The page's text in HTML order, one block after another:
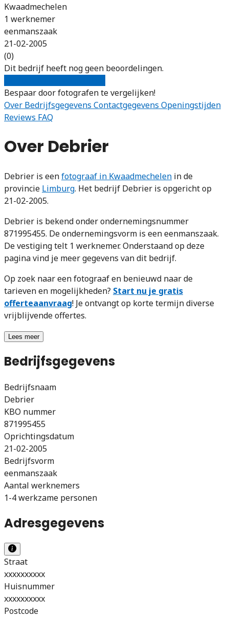
Kwaadmechelen
1 werknemer
eenmanszaak
21-02-2005
(0)
Dit bedrijf heeft nog geen beoordelingen.
Bespaar door fotografen te vergelijken!
Over Bedrijfsgegevens Contactgegevens Openingstijden
Reviews FAQ
Over Debrier
Debrier is eenfotograaf in Kwaadmechelen in de
provincie Limburg. Het bedrijf Debrier is opgericht op
21-02-2005.
Debrier is bekend onder ondernemingsnummer
871995455. De ondernemingsvorm is een eenmanszaak.
De vestiging telt 1 werknemer. Onderstaand op deze
pagina vind je meer gegevens van dit bedrijf.
Op zoek naar een fotograaf en benieuwd naar de
tarieven en mogelijkheden? Start nu je gratis
offerteaanvraag! Je ontvangt op korte termijn diverse
vrijblijvende offertes.
Lees meer
Bedrijfsgegevens
Bedrijfsnaam
Debrier
KBO nummer
871995455
Oprichtingsdatum
21-02-2005
Bedrijfsvorm
eenmanszaak
Aantal werknemers
1-4 werkzame personen
Adresgegevens
Straat
xxxxxxxxxx
Huisnummer
xxxxxxxxxx
Postcode